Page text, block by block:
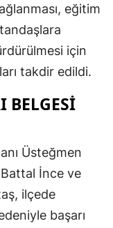
eğitim
için
takdir edildi.
BELGESİ
Üsteğmen
İnce ve
ilçede
başarı